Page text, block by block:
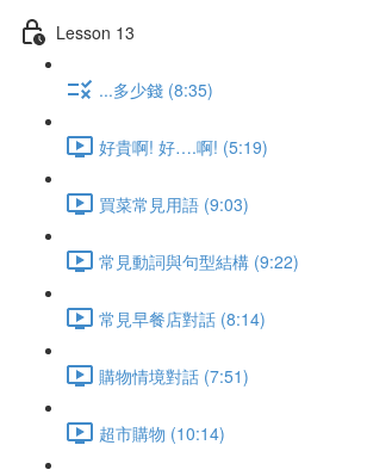
Lesson 13
...多少錢 (8:35)
好貴啊! 好….啊! (5:19)
買菜常見用語 (9:03)
常見動詞與句型結構 (9:22)
常見早餐店對話 (8:14)
購物情境對話 (7:51)
超市購物 (10:14)